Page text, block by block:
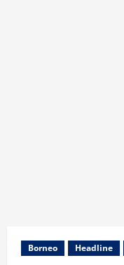
Borneo Headline